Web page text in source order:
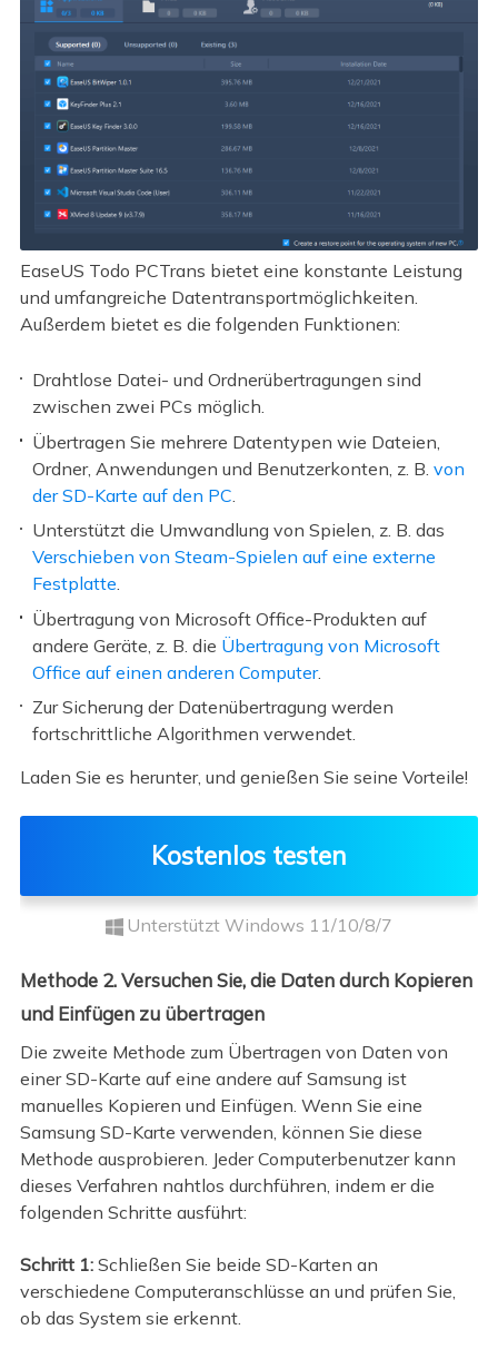
EaseUS Todo PCTrans bietet eine konstante Leistung
und umfangreiche Datentransportmöglichkeiten.
Außerdem bietet es die folgenden Funktionen:
Drahtlose Datei- und Ordnerübertragungen sind
zwischen zwei PCs möglich.
Übertragen Sie mehrere Datentypen wie Dateien,
Ordner, Anwendungen und Benutzerkonten, z. B.von
der SD-Karte auf den PC
Unterstützt die Umwandlung von Spielen, z. B. das
Verschieben von Steam-Spielen auf eine externe
Festplatte.
Übertragung von Microsoft Office-Produkten auf
andere Geräte, z. B. die Übertragung von Microsoft
Office auf einen anderen Computer.
Zur Sicherung der Datenübertragung werden
fortschrittliche Algorithmen verwendet.
Laden Sie es herunter, und genießen Sie seine Vorteile!
Kostenlos testen
Unterstützt Windows 11/10/8/7
Methode 2. Versuchen Sie, die Daten durch Kopieren
und Einfügen zu übertragen
Die zweite Methode zum Übertragen von Daten von
einer SD-Karte auf eine andere auf Samsung ist
manuelles Kopieren und Einfügen. Wenn Sie eine
Samsung SD-Karte verwenden, können Sie diese
Methode ausprobieren. Jeder Computerbenutzer kann
dieses Verfahren nahtlos durchführen, indem er die
folgenden Schritte ausführt:
Schritt 1:Schließen Sie beide SD-Karten an
verschiedene Computeranschlüsse an und prüfen Sie,
ob das System sie erkennt.